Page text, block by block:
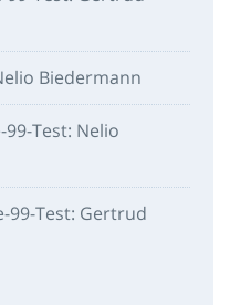
Biedermann
99-Test: Nelio
99-Test: Gertrud